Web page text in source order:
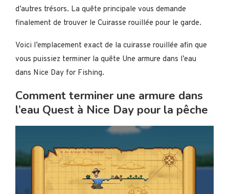
d’autres trésors. La quête principale vous demande
finalement de trouver le Cuirasse rouillée pour le garde.
Voici l’emplacement exact de la cuirasse rouillée afin que
vous puissiez terminer la quête Une armure dans l’eau
dans Nice Day for Fishing.
Comment terminer une armure dans
l’eau Quest à Nice Day pour la pêche